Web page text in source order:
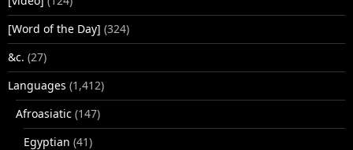
[Word of the Day] (324)
&c. (27)
Languages (1,412)
Afroasiatic (147)
Egyptian (41)